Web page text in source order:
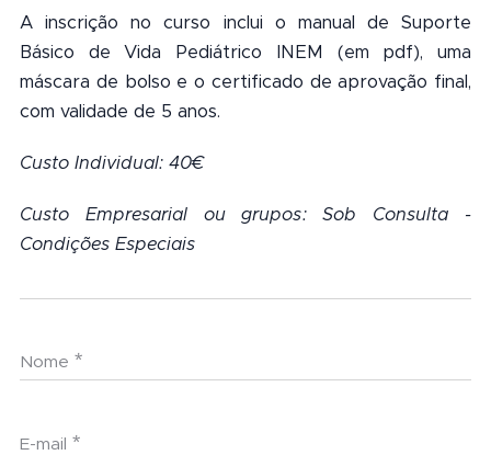
A inscrição no curso inclui o manual de Suporte
Básico de Vida Pediátrico INEM (em pdf), uma
máscara de bolso e o certificado de aprovação final,
com validade de 5 anos.
Custo Individual: 40€
Custo Empresarial ou grupos: Sob Consulta -
Condições Especiais
Nome
E-mail